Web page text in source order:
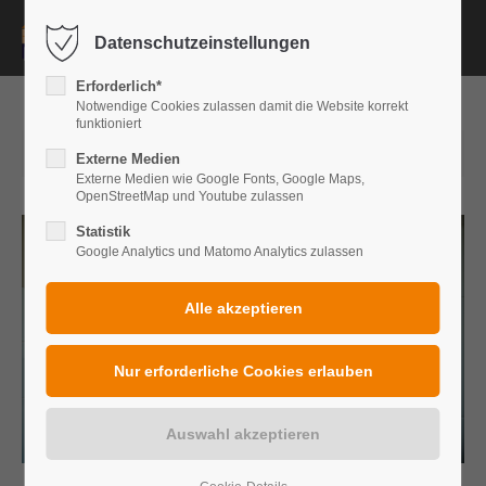
Login
Benutzername
Passwort
Anmelden
Register|Lost your password?
2025-02-27 14:47
Datenschutzeinstellungen
Erforderlich*
Notwendige Cookies zulassen damit die Website korrekt
funktioniert
Externe Medien
Externe Medien wie Google Fonts, Google Maps,
OpenStreetMap und Youtube zulassen
Statistik
Google Analytics und Matomo Analytics zulassen